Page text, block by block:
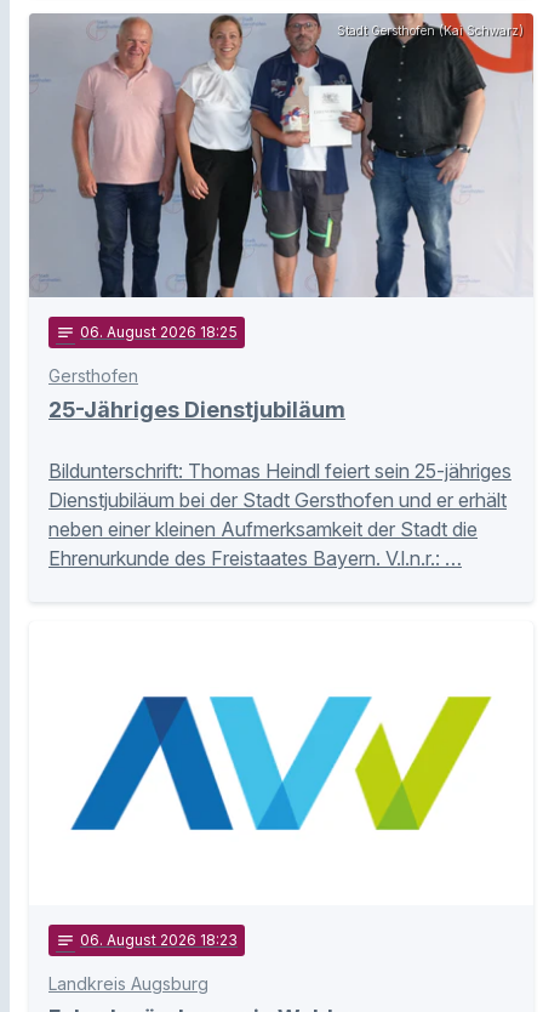
Stadt Gersthofen (Kai Schwarz)
notes 06. August 2026 18:25
Gersthofen
25-Jähriges Dienstjubiläum
Bildunterschrift: Thomas Heindl feiert sein 25-jähriges
Dienstjubiläum bei der Stadt Gersthofen und er erhält
neben einer kleinen Aufmerksamkeit der Stadt die
Ehrenurkunde des Freistaates Bayern. V.l.n.r.: …
notes 06. August 2026 18:23
Landkreis Augsburg